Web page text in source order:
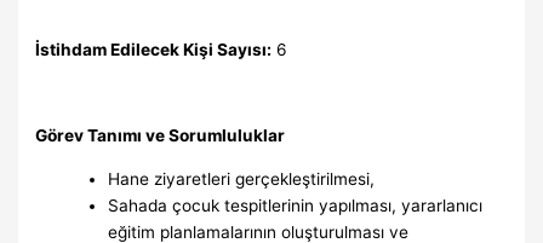
İstihdam Edilecek Kişi Sayısı: 6
Görev Tanımı ve Sorumluluklar
Hane ziyaretleri gerçekleştirilmesi,
Sahada çocuk tespitlerinin yapılması, yararlanıcı
eğitim planlamalarının oluşturulması ve